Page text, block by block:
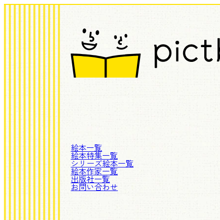
絵本一覧
絵本特集一覧
シリーズ絵本一覧
絵本作家一覧
出版社一覧
お問い合わせ